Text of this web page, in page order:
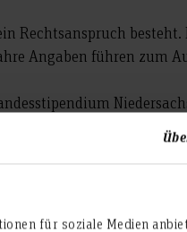
für soziale Medien
Rechtsanspruch
Angaben führen zum
30. September eines